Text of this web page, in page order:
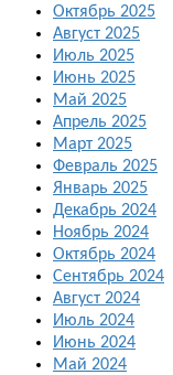
Октябрь 2025
Август 2025
Июль 2025
Июнь 2025
Май 2025
Апрель 2025
Март 2025
Февраль 2025
Январь 2025
Декабрь 2024
Ноябрь 2024
Октябрь 2024
Сентябрь 2024
Август 2024
Июль 2024
Июнь 2024
Май 2024